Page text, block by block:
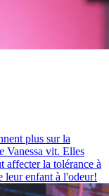
plus sur la
Vanessa vit. Elles
affecter la tolérance à
leur enfant à l'odeur!